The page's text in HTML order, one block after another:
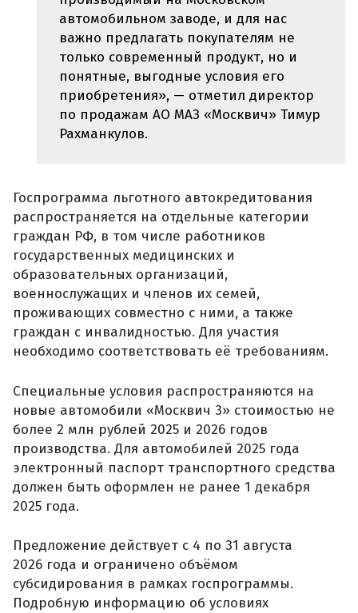
автомобильном заводе, и для нас
важно предлагать покупателям не
только современный продукт, но и
понятные, выгодные условия его
приобретения», — отметил директор
по продажам АО МАЗ «Москвич» Тимур
Рахманкулов.
Госпрограмма льготного автокредитования
распространяется на отдельные категории
граждан РФ, в том числе работников
государственных медицинских и
образовательных организаций,
военнослужащих и членов их семей,
проживающих совместно с ними, а также
граждан с инвалидностью. Для участия
необходимо соответствовать её требованиям.
Специальные условия распространяются на
новые автомобили «Москвич 3» стоимостью не
более 2 млн рублей 2025 и 2026 годов
производства. Для автомобилей 2025 года
электронный паспорт транспортного средства
должен быть оформлен не ранее 1 декабря
2025 года.
Предложение действует с 4 по 31 августа
2026 года и ограничено объёмом
субсидирования в рамках госпрограммы.
Подробную информацию об условиях